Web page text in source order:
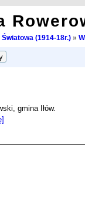
Światowa (1914-18r.)»
gmina Iłów.